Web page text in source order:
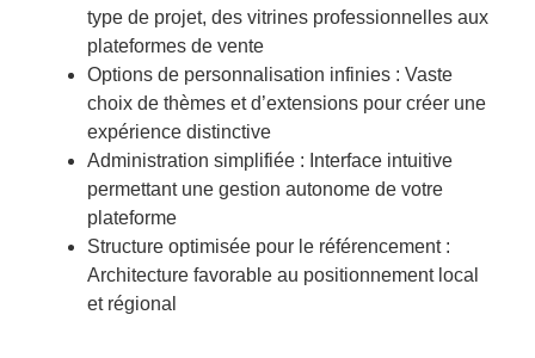
type de projet, des vitrines professionnelles aux
plateformes de vente
Options de personnalisation infinies : Vaste
choix de thèmes et d’extensions pour créer une
expérience distinctive
Administration simplifiée : Interface intuitive
permettant une gestion autonome de votre
plateforme
Structure optimisée pour le référencement :
Architecture favorable au positionnement local
et régional